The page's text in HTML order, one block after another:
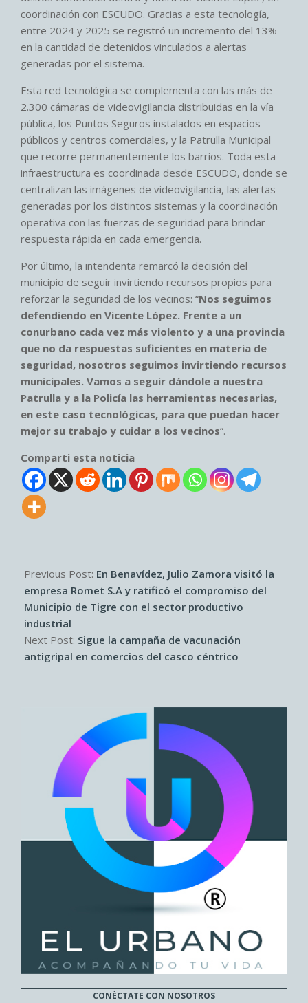
coordinación con ESCUDO. Gracias a esta tecnología,
entre 2024 y 2025 se registró un incremento del 13%
en la cantidad de detenidos vinculados a alertas
generadas por el sistema.
Esta red tecnológica se complementa con las más de
2.300 cámaras de videovigilancia distribuidas en la vía
pública, los Puntos Seguros instalados en espacios
públicos y centros comerciales, y la Patrulla Municipal
que recorre permanentemente los barrios. Toda esta
infraestructura es coordinada desde ESCUDO, donde se
centralizan las imágenes de videovigilancia, las alertas
generadas por los distintos sistemas y la coordinación
operativa con las fuerzas de seguridad para brindar
respuesta rápida en cada emergencia.
Por último, la intendenta remarcó la decisión del
municipio de seguir invirtiendo recursos propios para
reforzar la seguridad de los vecinos: “Nos seguimos
defendiendo en Vicente López. Frente a un
conurbano cada vez más violento y a una provincia
que no da respuestas suficientes en materia de
seguridad, nosotros seguimos invirtiendo recursos
municipales. Vamos a seguir dándole a nuestra
Patrulla y a la Policía las herramientas necesarias,
en este caso tecnológicas, para que puedan hacer
mejor su trabajo y cuidar a los vecinos”.
Comparti esta noticia
06-
17
Previous Post: En Benavídez, Julio Zamora visitó la
empresa Romet S.A y ratificó el compromiso del
Municipio de Tigre con el sector productivo
industrial
Next Post: Sigue la campaña de vacunación
antigripal en comercios del casco céntrico
CONÉCTATE CON NOSOTROS